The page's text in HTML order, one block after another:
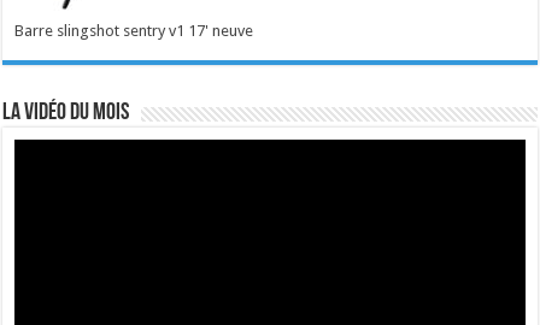
Barre slingshot sentry v1 17' neuve
La vidéo du mois